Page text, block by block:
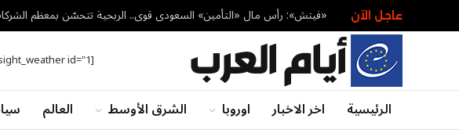
عاجل الآن «فيتش»: رأس مال «التأمين» السعودي قوي.. الربحية تتحسّن بمعظم
[elfsight_weather id="1"]
الرئيسية اخر الاخبار اوروبا الشرق الأوسط العالم